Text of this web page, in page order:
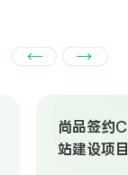
尚品签约
站建设项